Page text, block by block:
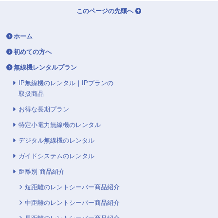
このページの先頭へ
ホーム
初めての方へ
無線機レンタルプラン
IP無線機のレンタル｜IPプランの
取扱商品
お得な長期プラン
特定小電力無線機のレンタル
デジタル無線機のレンタル
ガイドシステムのレンタル
距離別 商品紹介
短距離のレントシーバー商品紹介
中距離のレントシーバー商品紹介